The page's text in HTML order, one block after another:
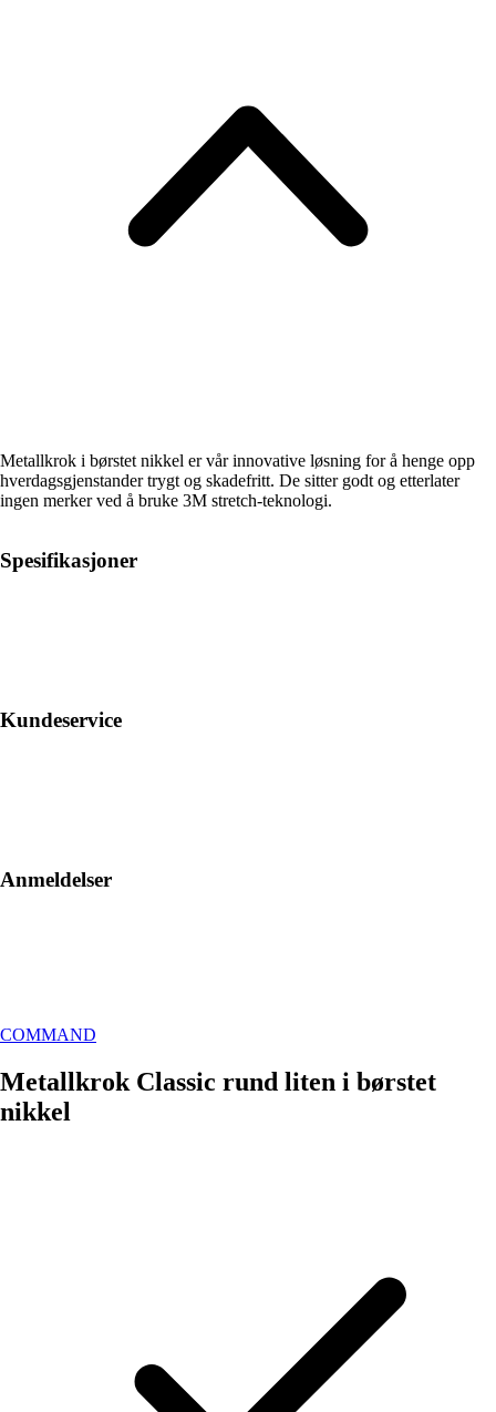
Metallkrok i børstet nikkel er vår innovative løsning for å henge opp
hverdagsgjenstander trygt og skadefritt. De sitter godt og etterlater
ingen merker ved å bruke 3M stretch-teknologi.
Spesifikasjoner
Kundeservice
Anmeldelser
COMMAND
Metallkrok Classic rund liten i børstet
nikkel